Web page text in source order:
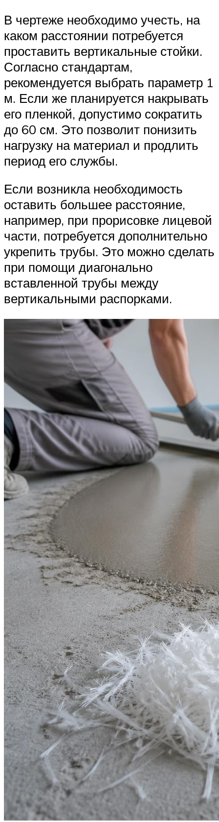
В чертеже необходимо учесть, на
каком расстоянии потребуется
проставить вертикальные стойки.
Согласно стандартам,
рекомендуется выбрать параметр 1
м. Если же планируется накрывать
его пленкой, допустимо сократить
до 60 см. Это позволит понизить
нагрузку на материал и продлить
период его службы.
Если возникла необходимость
оставить большее расстояние,
например, при прорисовке лицевой
части, потребуется дополнительно
укрепить трубы. Это можно сделать
при помощи диагонально
вставленной трубы между
вертикальными распорками.